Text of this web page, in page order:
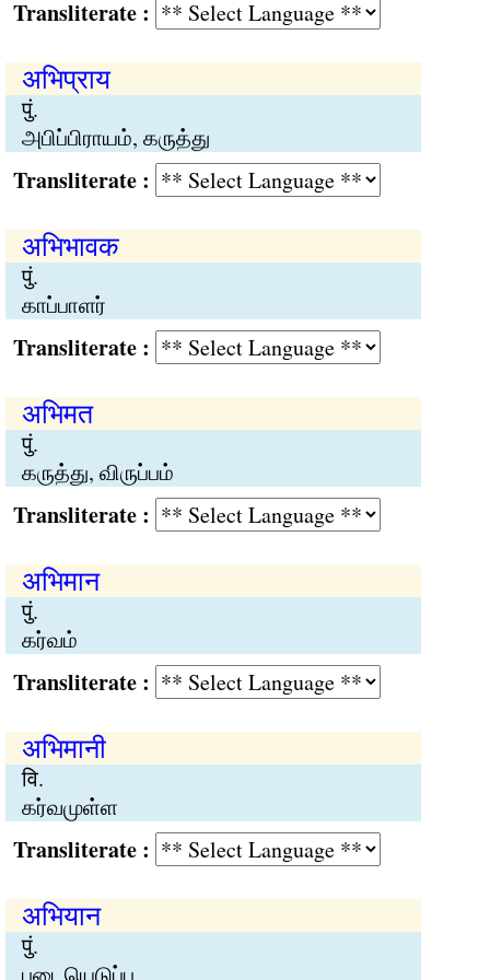
:
अभिप्राय
पुं.
அபிப்பிராயம், கருத்து
:
अभिभावक
पुं.
காப்பாளர்
:
अभिमत
पुं.
கருத்து, விருப்பம்
:
अभिमान
पुं.
கர்வம்
:
अभिमानी
वि.
கர்வமுள்ள
:
अभियान
पुं.
படையெடுப்பு